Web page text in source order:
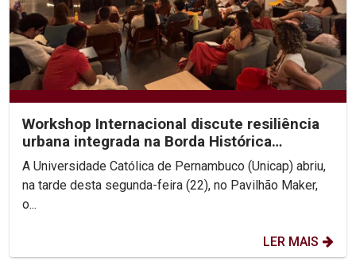
Workshop Internacional discute resiliência
urbana integrada na Borda Histórica
Continental do Recife
A Universidade Católica de Pernambuco (Unicap) abriu,
na tarde desta segunda-feira (22), no Pavilhão Maker,
o...
LER MAIS